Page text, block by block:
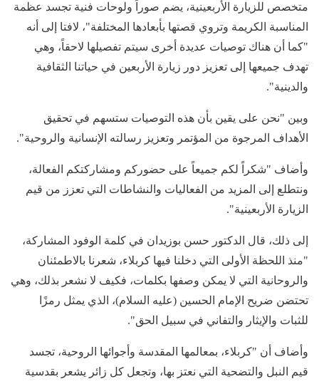
متخصص للزيارة الأربعينية، يضم صوراً ولوحات فنية تجسد عظمة
المناسبة الكريمة وتروي قصتها بأبعادها المختلفة"، لافتا إلى أنه
"كما أن هناك توصيات عديدة أخرى سيتم تفصيلها لاحقاً، وهي
تهدف جميعها إلى تعزيز دور زيارة الأربعين في حياتنا الثقافية
والدينية".
وبين "نحن على يقين بأن هذه التوصيات ستسهم في تحقيق
الأهداف المرجوة من المؤتمر وتعزيز رسالته الإنسانية والروحية".
وأضاف "شكراً لكم جميعاً على حضوركم ومشاركتكم الفعالة،
ونتطلع إلى المزيد من الفعاليات والنشاطات التي تعزز من قيم
الزيارة الأربعينية".
إلى ذلك، قال الدكتور حسن بوزيدان في كلمة الوفود المشاركة،
"منذ اللحظة الأولى التي دخلنا فيها كربلاء، شعرنا بالاطمئنان
والروحانية التي لا يمكن وصفها بكلمات، فكيف لا نشعر بذلك، وهي
تحتضن ضريح الإمام الحسين (عليه السلام)، الذي يمثل رمزًا
للثبات والإيثار والتفاني في سبيل الحق".
وأضاف أن "كربلاء، بمعالمها المقدسة وأجوائها الروحية، تجسد
قيم النبل والتضحية التي نعتز بها، وتجعل كل زائر يشعر بقدسية